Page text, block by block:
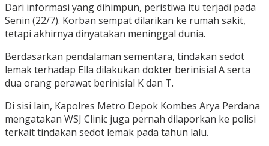
Dari informasi yang dihimpun, peristiwa itu terjadi pada
Senin (22/7). Korban sempat dilarikan ke rumah sakit,
tetapi akhirnya dinyatakan meninggal dunia.
Berdasarkan pendalaman sementara, tindakan sedot
lemak terhadap Ella dilakukan dokter berinisial A serta
dua orang perawat berinisial K dan T.
Di sisi lain, Kapolres Metro Depok Kombes Arya Perdana
mengatakan WSJ Clinic juga pernah dilaporkan ke polisi
terkait tindakan sedot lemak pada tahun lalu.